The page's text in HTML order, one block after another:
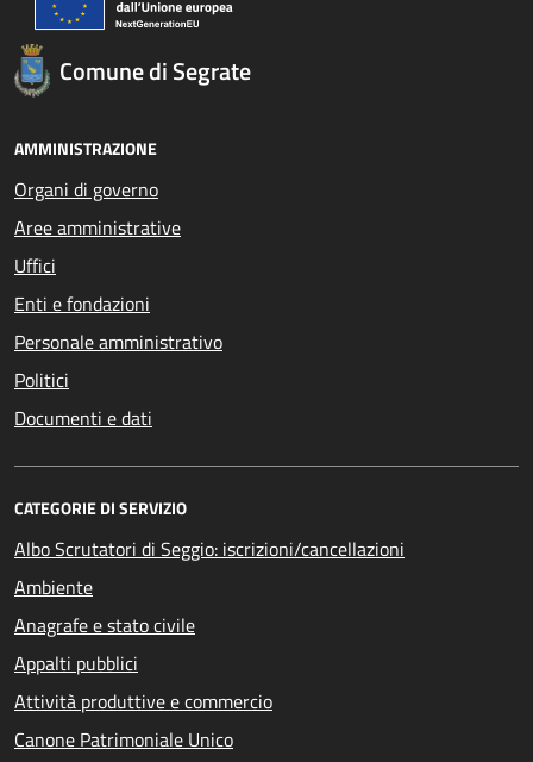
Comune di Segrate
AMMINISTRAZIONE
Organi di governo
Aree amministrative
Uffici
Enti e fondazioni
Personale amministrativo
Politici
Documenti e dati
CATEGORIE DI SERVIZIO
Albo Scrutatori di Seggio: iscrizioni/cancellazioni
Ambiente
Anagrafe e stato civile
Appalti pubblici
Attività produttive e commercio
Canone Patrimoniale Unico